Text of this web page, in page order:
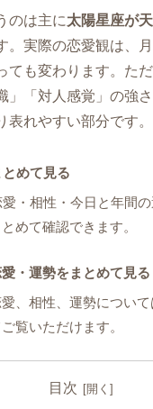
のは主に太陽星座が
。実際の恋愛観は、
ても変わります。た
」「対人感覚」の強
表れやすい部分です。
めて見る
・相性・今日と年間の
めて確認できます。
・運勢をまとめて見る
、相性、運勢について
覧いただけます。
目次